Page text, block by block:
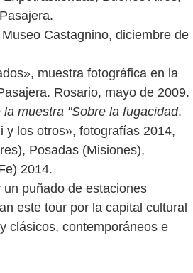
Castagnino, diciembre de
muestra fotográfica en la
Rosario, mayo de 2009.
muestra "Sobre la fugacidad.
y los otros», fotografías 2014,
Posadas (Misiones),
2014.
un puñado de estaciones
este tour por la capital cultural
clásicos, contemporáneos e